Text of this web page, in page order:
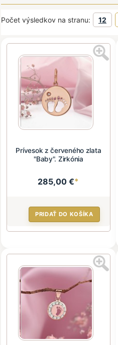
Počet výsledkov na stranu: 12
Prívesok z červeného zlata
"Baby". Zirkónia
285,00 €*
PRIDAŤ DO KOŠÍKA